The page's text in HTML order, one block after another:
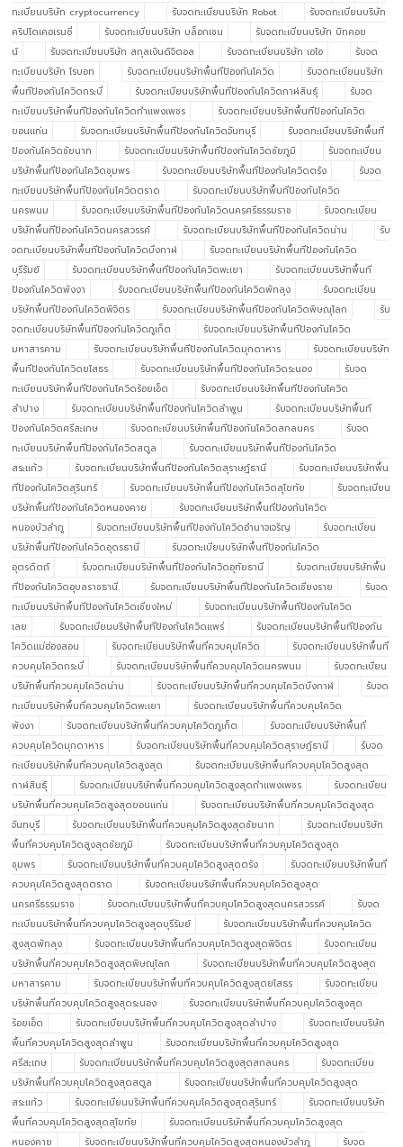
ทะเบียนบริษัท cryptocurrency
รับจดทะเบียนบริษัท Robot
รับจดทะเบียนบริษัท
คริปโตเคอเรนซี่
รับจดทะเบียนบริษัท บล็อกเชน
รับจดทะเบียนบริษัท บิทคอย
น์
รับจดทะเบียนบริษัท สกุลเงินดิจิตอล รับจดทะเบียนบริษัท เอไอ
รับจด
ทะเบียนบริษัท โรบอท
รับจดทะเบียนบริษัทพื้นทีป้องกันโควิด
รับจดทะเบียนบริษัท
พื้นทีป้องกันโควิดกระบี่
รับจดทะเบียนบริษัทพื้นทีป้องกันโควิดกาฬสินธุ์
รับจด
ทะเบียนบริษัทพื้นทีป้องกันโควิดกำแพงเพชร
รับจดทะเบียนบริษัทพื้นทีป้องกันโควิด
ขอนแก่น
รับจดทะเบียนบริษัทพื้นทีป้องกันโควิดจันทบุรี
รับจดทะเบียนบริษัทพื้นที
ป้องกันโควิดชัยนาท
รับจดทะเบียนบริษัทพื้นทีป้องกันโควิดชัยภูมิ
รับจดทะเบียน
บริษัทพื้นทีป้องกันโควิดชุมพร
รับจดทะเบียนบริษัทพื้นทีป้องกันโควิดตรัง
รับจด
ทะเบียนบริษัทพื้นทีป้องกันโควิดตราด
รับจดทะเบียนบริษัทพื้นทีป้องกันโควิด
นครพนม
รับจดทะเบียนบริษัทพื้นทีป้องกันโควิดนครศรีธรรมราช
รับจดทะเบียน
บริษัทพื้นทีป้องกันโควิดนครสวรรค์
รับจดทะเบียนบริษัทพื้นทีป้องกันโควิดน่าน
รับ
จดทะเบียนบริษัทพื้นทีป้องกันโควิดบึงกาฬ
รับจดทะเบียนบริษัทพื้นทีป้องกันโควิด
บุรีรัมย์
รับจดทะเบียนบริษัทพื้นทีป้องกันโควิดพะเยา
รับจดทะเบียนบริษัทพื้นที
ป้องกันโควิดพังงา
รับจดทะเบียนบริษัทพื้นทีป้องกันโควิดพัทลุง
รับจดทะเบียน
บริษัทพื้นทีป้องกันโควิดพิจิตร
รับจดทะเบียนบริษัทพื้นทีป้องกันโควิดพิษณุโลก
รับ
จดทะเบียนบริษัทพื้นทีป้องกันโควิดภูเก็ต
รับจดทะเบียนบริษัทพื้นทีป้องกันโควิด
มหาสารคาม
รับจดทะเบียนบริษัทพื้นทีป้องกันโควิดมุกดาหาร
รับจดทะเบียนบริษัท
พื้นทีป้องกันโควิดยโสธร
รับจดทะเบียนบริษัทพื้นทีป้องกันโควิดระนอง
รับจด
ทะเบียนบริษัทพื้นทีป้องกันโควิดร้อยเอ็ด
รับจดทะเบียนบริษัทพื้นทีป้องกันโควิด
ลำปาง
รับจดทะเบียนบริษัทพื้นทีป้องกันโควิดลำพูน
รับจดทะเบียนบริษัทพื้นที
ป้องกันโควิดศรีสะเกษ
รับจดทะเบียนบริษัทพื้นทีป้องกันโควิดสกลนคร
รับจด
ทะเบียนบริษัทพื้นทีป้องกันโควิดสตูล
รับจดทะเบียนบริษัทพื้นทีป้องกันโควิด
สระแก้ว
รับจดทะเบียนบริษัทพื้นทีป้องกันโควิดสุราษฎ์ธานี
รับจดทะเบียนบริษัทพื้น
ทีป้องกันโควิดสุรินทร์
รับจดทะเบียนบริษัทพื้นทีป้องกันโควิดสุโขทัย
รับจดทะเบียน
บริษัทพื้นทีป้องกันโควิดหนองคาย
รับจดทะเบียนบริษัทพื้นทีป้องกันโควิด
หนองบัวลำภู
รับจดทะเบียนบริษัทพื้นทีป้องกันโควิดอำนาจเจริญ
รับจดทะเบียน
บริษัทพื้นทีป้องกันโควิดอุดรธานี
รับจดทะเบียนบริษัทพื้นทีป้องกันโควิด
อุตรดิตถ์
รับจดทะเบียนบริษัทพื้นทีป้องกันโควิดอุทัยธานี
รับจดทะเบียนบริษัทพื้น
ทีป้องกันโควิดอุบลราชธานี
รับจดทะเบียนบริษัทพื้นทีป้องกันโควิดเชียงราย
รับจด
ทะเบียนบริษัทพื้นทีป้องกันโควิดเชียงใหม่
รับจดทะเบียนบริษัทพื้นทีป้องกันโควิด
เลย
รับจดทะเบียนบริษัทพื้นทีป้องกันโควิดแพร่
รับจดทะเบียนบริษัทพื้นทีป้องกัน
โควิดแม่ฮ่องสอน
รับจดทะเบียนบริษัทพื้นที่ควบคุมโควิด
รับจดทะเบียนบริษัทพื้นที่
ควบคุมโควิดกระบี่
รับจดทะเบียนบริษัทพื้นที่ควบคุมโควิดนครพนม
รับจดทะเบียน
บริษัทพื้นที่ควบคุมโควิดน่าน
รับจดทะเบียนบริษัทพื้นที่ควบคุมโควิดบึงกาฬ
รับจด
ทะเบียนบริษัทพื้นที่ควบคุมโควิดพะเยา
รับจดทะเบียนบริษัทพื้นที่ควบคุมโควิด
พังงา
รับจดทะเบียนบริษัทพื้นที่ควบคุมโควิดภูเก็ต
รับจดทะเบียนบริษัทพื้นที่
ควบคุมโควิดมุกดาหาร
รับจดทะเบียนบริษัทพื้นที่ควบคุมโควิดสุราษฎ์ธานี
รับจด
ทะเบียนบริษัทพื้นที่ควบคุมโควิดสูงสุด
รับจดทะเบียนบริษัทพื้นที่ควบคุมโควิดสูงสุด
กาฬสินธุ์
รับจดทะเบียนบริษัทพื้นที่ควบคุมโควิดสูงสุดกำแพงเพชร
รับจดทะเบียน
บริษัทพื้นที่ควบคุมโควิดสูงสุดขอนแก่น
รับจดทะเบียนบริษัทพื้นที่ควบคุมโควิดสูงสุด
จันทบุรี
รับจดทะเบียนบริษัทพื้นที่ควบคุมโควิดสูงสุดชัยนาท
รับจดทะเบียนบริษัท
พื้นที่ควบคุมโควิดสูงสุดชัยภูมิ
รับจดทะเบียนบริษัทพื้นที่ควบคุมโควิดสูงสุด
ชุมพร
รับจดทะเบียนบริษัทพื้นที่ควบคุมโควิดสูงสุดตรัง
รับจดทะเบียนบริษัทพื้นที่
ควบคุมโควิดสูงสุดตราด
รับจดทะเบียนบริษัทพื้นที่ควบคุมโควิดสูงสุด
นครศรีธรรมราช
รับจดทะเบียนบริษัทพื้นที่ควบคุมโควิดสูงสุดนครสวรรค์
รับจด
ทะเบียนบริษัทพื้นที่ควบคุมโควิดสูงสุดบุรีรัมย์
รับจดทะเบียนบริษัทพื้นที่ควบคุมโควิด
สูงสุดพัทลุง
รับจดทะเบียนบริษัทพื้นที่ควบคุมโควิดสูงสุดพิจิตร
รับจดทะเบียน
บริษัทพื้นที่ควบคุมโควิดสูงสุดพิษณุโลก
รับจดทะเบียนบริษัทพื้นที่ควบคุมโควิดสูงสุด
มหาสารคาม
รับจดทะเบียนบริษัทพื้นที่ควบคุมโควิดสูงสุดยโสธร
รับจดทะเบียน
บริษัทพื้นที่ควบคุมโควิดสูงสุดระนอง
รับจดทะเบียนบริษัทพื้นที่ควบคุมโควิดสูงสุด
ร้อยเอ็ด
รับจดทะเบียนบริษัทพื้นที่ควบคุมโควิดสูงสุดลำปาง
รับจดทะเบียนบริษัท
พื้นที่ควบคุมโควิดสูงสุดลำพูน
รับจดทะเบียนบริษัทพื้นที่ควบคุมโควิดสูงสุด
ศรีสะเกษ
รับจดทะเบียนบริษัทพื้นที่ควบคุมโควิดสูงสุดสกลนคร
รับจดทะเบียน
บริษัทพื้นที่ควบคุมโควิดสูงสุดสตูล
รับจดทะเบียนบริษัทพื้นที่ควบคุมโควิดสูงสุด
สระแก้ว
รับจดทะเบียนบริษัทพื้นที่ควบคุมโควิดสูงสุดสุรินทร์
รับจดทะเบียนบริษัท
พื้นที่ควบคุมโควิดสูงสุดสุโขทัย
รับจดทะเบียนบริษัทพื้นที่ควบคุมโควิดสูงสุด
หนองคาย
รับจดทะเบียนบริษัทพื้นที่ควบคุมโควิดสูงสุดหนองบัวลำภู รับจด